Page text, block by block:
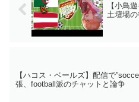
【小鳥
土壇場
【ハコス・ベールズ】配信で
張、football派のチャットと論争